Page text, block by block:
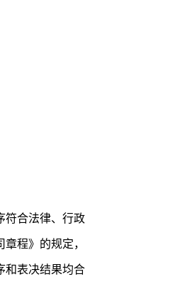
符合法律、行政
程》的规定，
和表决结果均合